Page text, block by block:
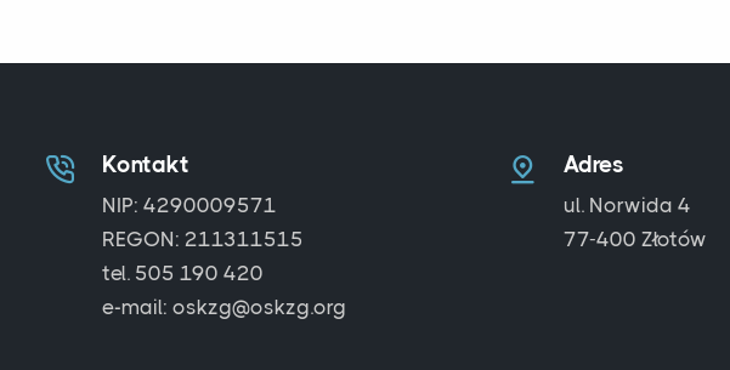
Kontakt
NIP: 4290009571
REGON: 211311515
tel. 505 190 420
e-mail: oskzg@oskzg.org
Adres
ul. Norwida 4
77-400 Złotów